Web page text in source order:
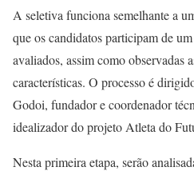
A seletiva funciona semelhante a
que os candidatos participam de
avaliados, assim como observadas
características. O processo é
Godoi, fundador e coordenador
idealizador do projeto Atleta do
Nesta primeira etapa, serão